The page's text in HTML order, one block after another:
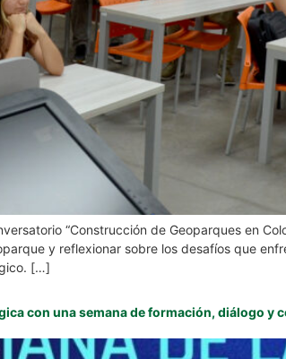
“Construcción de Geoparques en
y reflexionar sobre los desafíos que
[…]
con una semana de formación, diálogo y